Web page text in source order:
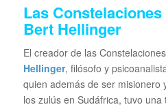
Las
Bert Hellinger
El creador de las
Hellinger, filósofo y
quien además de ser misionero
los zulús en Sudáfrica, tuvo una